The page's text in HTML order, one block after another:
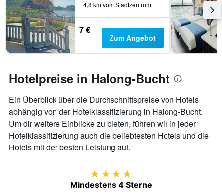
4,8 km vom Stadtzentrum
7 €
Zum Angebot
Hotelpreise in Halong-Bucht
Ein Überblick über die Durchschnittspreise von Hotels
abhängig von der Hotelklassifizierung in Halong-Bucht.
Um dir weitere Einblicke zu bieten, führen wir in jeder
Hotelklassifizierung auch die beliebtesten Hotels und die
Hotels mit der besten Leistung auf.
4 Sterne
Mindestens 4 Sterne